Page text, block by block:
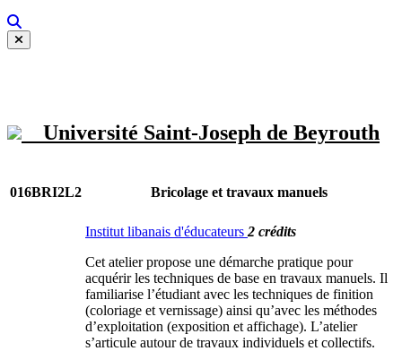
Université Saint-Joseph de Beyrouth
016BRI2L2 Bricolage et travaux manuels
Institut libanais d'éducateurs 2 crédits
Cet atelier propose une démarche pratique pour
acquérir les techniques de base en travaux manuels. Il
familiarise l’étudiant avec les techniques de finition
(coloriage et vernissage) ainsi qu’avec les méthodes
d’exploitation (exposition et affichage). L’atelier
s’articule autour de travaux individuels et collectifs.